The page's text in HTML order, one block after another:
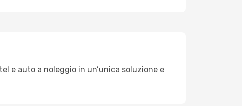
e auto a noleggio in un’unica soluzione e